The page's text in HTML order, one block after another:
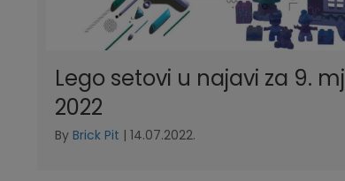
Lego setovi u najavi za 9. mj
2022
By Brick Pit | 14.07.2022.